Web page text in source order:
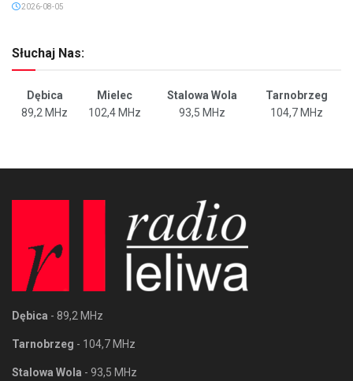
2026-08-05
Słuchaj Nas:
Dębica Mielec Stalowa Wola
Tarnobrzeg
89,2 MHz
102,4 MHz 93,5 MHz 104,7 MHz
Dębica - 89,2 MHz
Tarnobrzeg - 104,7 MHz
Stalowa Wola - 93,5 MHz